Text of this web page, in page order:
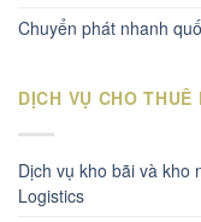
Chuyển phát nhanh
DỊCH VỤ CHO THUÊ
Dịch vụ kho bãi và kho
Logistics